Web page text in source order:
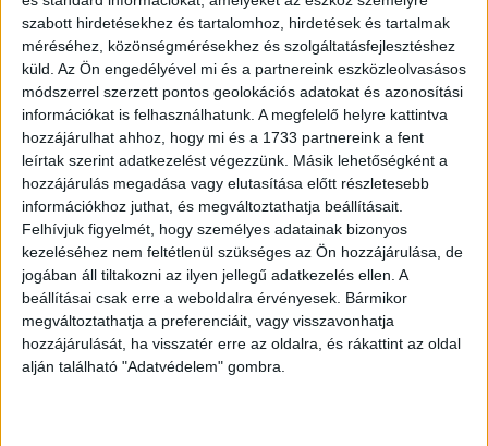
szabott hirdetésekhez és tartalomhoz, hirdetések és tartalmak
méréséhez, közönségmérésekhez és szolgáltatásfejlesztéshez
küld. Az Ön engedélyével mi és a partnereink eszközleolvasásos
módszerrel szerzett pontos geolokációs adatokat és azonosítási
információkat is felhasználhatunk. A megfelelő helyre kattintva
hozzájárulhat ahhoz, hogy mi és a 1733 partnereink a fent
leírtak szerint adatkezelést végezzünk. Másik lehetőségként a
hozzájárulás megadása vagy elutasítása előtt részletesebb
információkhoz juthat, és megváltoztathatja beállításait.
Felhívjuk figyelmét, hogy személyes adatainak bizonyos
kezeléséhez nem feltétlenül szükséges az Ön hozzájárulása, de
jogában áll tiltakozni az ilyen jellegű adatkezelés ellen. A
beállításai csak erre a weboldalra érvényesek. Bármikor
megváltoztathatja a preferenciáit, vagy visszavonhatja
hozzájárulását, ha visszatér erre az oldalra, és rákattint az oldal
alján található "Adatvédelem" gombra.
cserébe költséghatékony és önkiszolgáló megoldásokkal
fordul ügyfeleihez, akik készek arra, hogy saját maguk
intézzék kapcsolódó ügyeiket, mint például új
szolgáltatások megrendelését vagy a számlabefizetést.
„Azt gondoljuk, hogy a Flip vonzó és pont jó lesz azon
ügyfeleknek, akik egyszerűen és kötöttségek nélkül, jó
színvonalon kívánnak otthoni szolgáltatásokat igénybe
venni, legyen szó akár vezetékes internetről, TV-ről vagy
telefonról. A Flip otthoni vezetékes csomagja, a Flip 3
minden alapvető vezetékes telekommunikációs
szolgáltatást tartalmaz, amire egy háztartásnak szüksége
lehet, ráadásul hűségidő nélkül, 4000 forintos havidíjjal.
Azzal, hogy hűségidő nélkül kínáljuk a szolgáltatásunkat
az ügyfeleinknek, szabadságot biztosítunk számukra, és